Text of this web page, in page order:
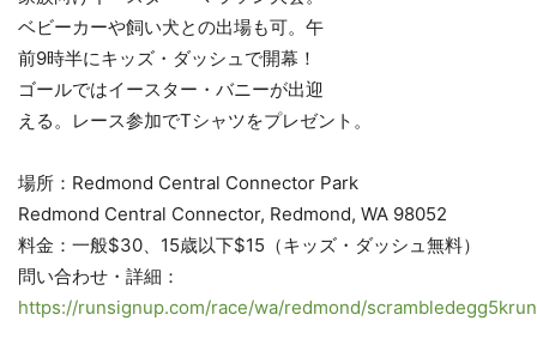
ベビーカーや飼い犬との出場も可。午
前9時半にキッズ・ダッシュで開幕！
ゴールではイースター・バニーが出迎
える。レース参加でTシャツをプレゼント。
場所：Redmond Central Connector Park
Redmond Central Connector, Redmond, WA 98052
料金：一般$30、15歳以下$15（キッズ・ダッシュ無料）
問い合わせ・詳細：
https://runsignup.com/race/wa/redmond/